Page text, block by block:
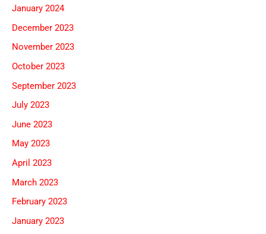
January 2024
December 2023
November 2023
October 2023
September 2023
July 2023
June 2023
May 2023
April 2023
March 2023
February 2023
January 2023